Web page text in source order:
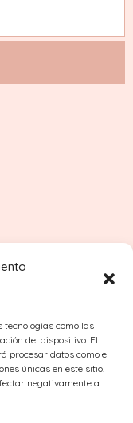
tecnologías como las
del dispositivo. El
procesar datos como el
únicas en este sitio.
negativamente a